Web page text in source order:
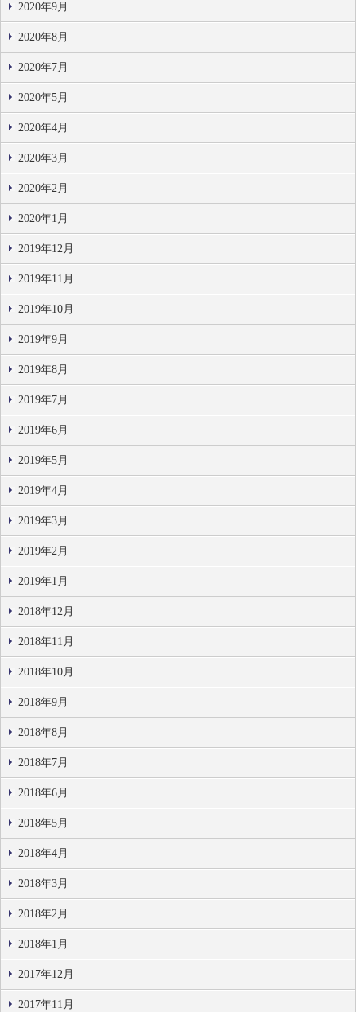
2020年9月
2020年8月
2020年7月
2020年5月
2020年4月
2020年3月
2020年2月
2020年1月
2019年12月
2019年11月
2019年10月
2019年9月
2019年8月
2019年7月
2019年6月
2019年5月
2019年4月
2019年3月
2019年2月
2019年1月
2018年12月
2018年11月
2018年10月
2018年9月
2018年8月
2018年7月
2018年6月
2018年5月
2018年4月
2018年3月
2018年2月
2018年1月
2017年12月
2017年11月